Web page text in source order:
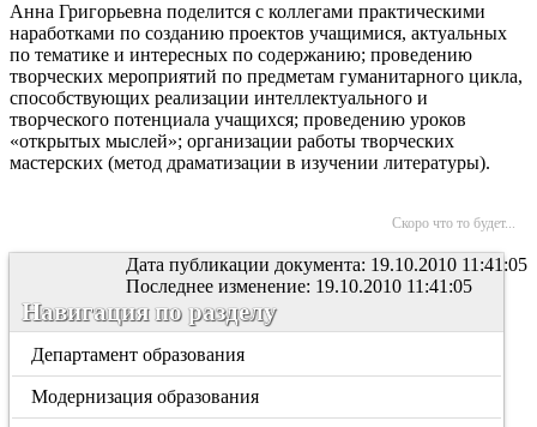
Анна Григорьевна поделится с коллегами практическими
наработками по созданию проектов учащимися, актуальных
по тематике и интересных по содержанию; проведению
творческих мероприятий по предметам гуманитарного цикла,
способствующих реализации интеллектуального и
творческого потенциала учащихся; проведению уроков
«открытых мыслей»; организации работы творческих
мастерских (метод драматизации в изучении литературы).
Скоро что то будет...
Дата публикации документа: 19.10.2010 11:41:05
Последнее изменение: 19.10.2010 11:41:05
Навигация по разделу
Департамент образования
Модернизация образования